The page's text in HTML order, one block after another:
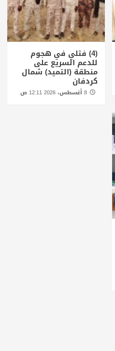
(4) فتلي في هجوم
للدعم السريع على
منطقة (التميد) شمال
كردفان
8 أغسطس، 2026 12:11 ص